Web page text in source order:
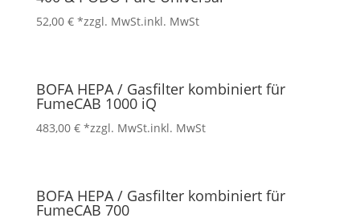
52,00 € *zzgl. MwSt.inkl. MwSt
BOFA HEPA / Gasfilter kombiniert für
FumeCAB 1000 iQ
483,00 € *zzgl. MwSt.inkl. MwSt
BOFA HEPA / Gasfilter kombiniert für
FumeCAB 700